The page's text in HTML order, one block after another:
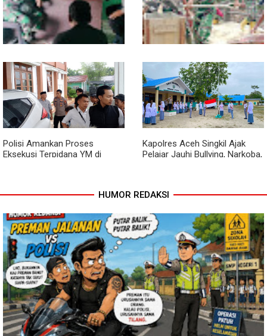
Babinsa dan Bhabinkamtibmas
Ajak Warga Semarakkan HUT
RI ke-81 dengan Kibarkan
Merah Putih
Cuaca Tak Jadi Penghalang,
Pengecoran Kepala Jembatan
Garuda dan Pengacian Terus
Dikebut
Polisi Amankan Proses
Eksekusi Terpidana YM di
Kapolres Aceh Singkil Ajak
Pelajar Jauhi Bullying, Narkoba,
HUMOR REDAKSI